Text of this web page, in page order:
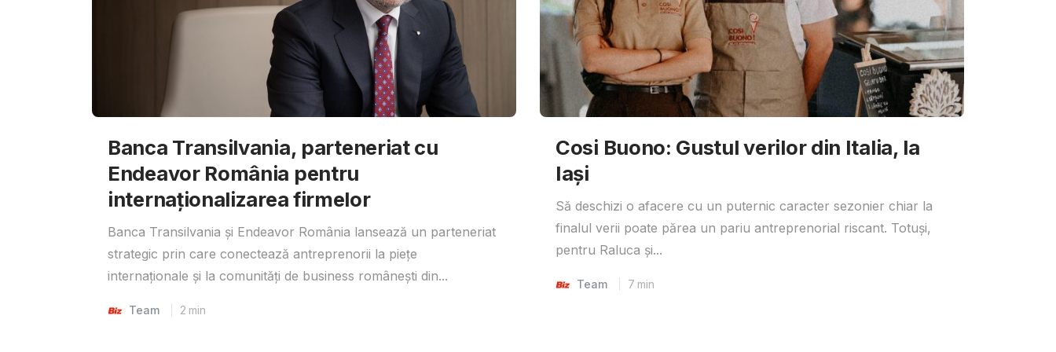
Banca Transilvania, parteneriat cu
Endeavor România pentru
internaționalizarea firmelor
Banca Transilvania și Endeavor România lansează un parteneriat
strategic prin care conectează antreprenorii la piețe
internaționale și la comunități de business românești din...
Team 2 min
Cosi Buono: Gustul verilor din Italia, la
Iași
Să deschizi o afacere cu un puternic caracter sezonier chiar la
finalul verii poate părea un pariu antreprenorial riscant. Totuși,
pentru Raluca și...
Team 7 min